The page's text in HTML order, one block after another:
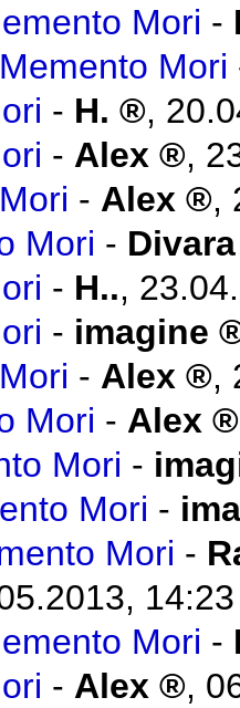
Mori -
Memento Mori
- H. ,
- Alex ,
- Alex ,
Mori - Divara
- H..,
- imagine
- Alex ,
Mori - Alex
Mori -
Mori -
Mori -
14:23
Mori -
- Alex ,